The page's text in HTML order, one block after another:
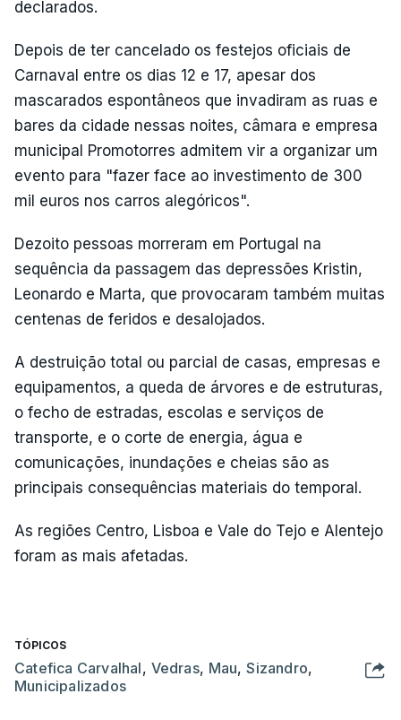
declarados.
Depois de ter cancelado os festejos oficiais de
Carnaval entre os dias 12 e 17, apesar dos
mascarados espontâneos que invadiram as ruas e
bares da cidade nessas noites, câmara e empresa
municipal Promotorres admitem vir a organizar um
evento para "fazer face ao investimento de 300
mil euros nos carros alegóricos".
Dezoito pessoas morreram em Portugal na
sequência da passagem das depressões Kristin,
Leonardo e Marta, que provocaram também muitas
centenas de feridos e desalojados.
A destruição total ou parcial de casas, empresas e
equipamentos, a queda de árvores e de estruturas,
o fecho de estradas, escolas e serviços de
transporte, e o corte de energia, água e
comunicações, inundações e cheias são as
principais consequências materiais do temporal.
As regiões Centro, Lisboa e Vale do Tejo e Alentejo
foram as mais afetadas.
TÓPICOS
Catefica Carvalhal, Vedras, Mau,Sizandro,
Municipalizados